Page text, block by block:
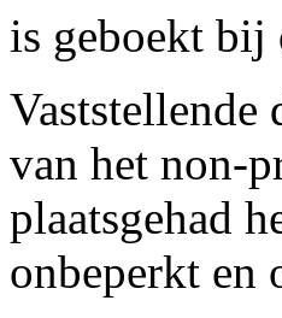
is geboekt bij
Vaststellende
van het non-
plaatsgehad
onbeperkt en